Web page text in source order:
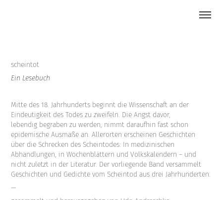
scheintot
Ein Lesebuch
Mitte des 18. Jahrhunderts beginnt die Wissenschaft an der
Eindeutigkeit des Todes zu zweifeln. Die Angst davor,
lebendig begraben zu werden, nimmt daraufhin fast schon
epidemische Ausmaße an. Allerorten erscheinen Geschichten
über die Schrecken des Scheintodes: In medizinischen
Abhandlungen, in Wochenblättern und Volkskalendern – und
nicht zuletzt in der Literatur. Der vorliegende Band versammelt
Geschichten und Gedichte vom Scheintod aus drei Jahrhunderten.
—